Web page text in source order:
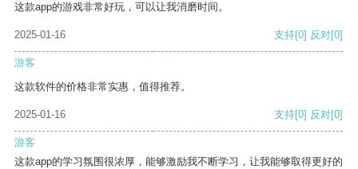
这款app的游戏非常好玩，可以让我消磨时间。
2025-01-16 支持[0] 反对[0]
游客
这款软件的价格非常实惠，值得推荐。
2025-01-16 支持[0] 反对[0]
游客
这款app的学习氛围很浓厚，能够激励我不断学习，让我能够取得更好的